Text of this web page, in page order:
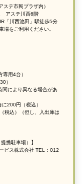
ステ市民プラザ内）
アステ川西6階
「川西池田」駅徒歩5分
場をご利用ください。
用4台）
）
により異なる場合があ
200円（税込）
）（但し、入出庫は
携駐車場）】
ビス株式会社 TEL：012